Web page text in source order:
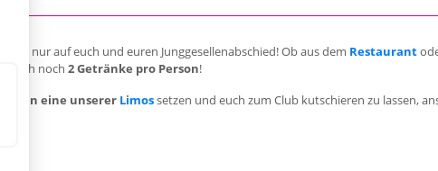
quasi nur auf euch und euren Junggesellenabschied! Ob aus dem Restaurant
auch noch 2 Getränke pro Person!
in eine unserer Limossetzen und euch zum Club kutschieren zu lassen,